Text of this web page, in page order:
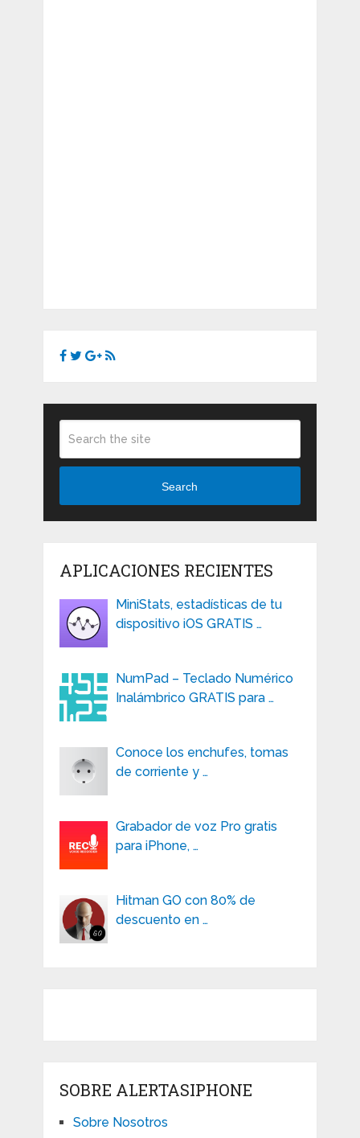
Search
APLICACIONES RECIENTES
MiniStats, estadísticas de tu
dispositivo iOS GRATIS …
NumPad – Teclado Numérico
Inalámbrico GRATIS para …
Conoce los enchufes, tomas
de corriente y …
Grabador de voz Pro gratis
para iPhone, …
Hitman GO con 80% de
descuento en …
SOBRE ALERTASIPHONE
Sobre Nosotros